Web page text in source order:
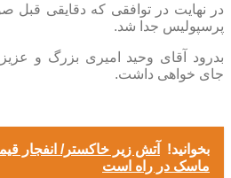
در نهایت در توافقی که دقایقی قبل
پرسپولیس جدا شد.
بدرود آقای وحید امیری بزرگ و
جای خواهی داشت.
بخوانید!
آتش زیر خاکستر/ انفجار
ماسک در راه است